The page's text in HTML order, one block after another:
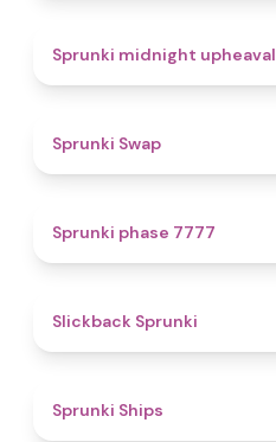
Sprunki midnight upheaval
Sprunki Swap
Sprunki phase 7777
Slickback Sprunki
Sprunki Ships